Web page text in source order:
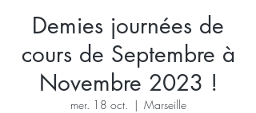
Demies journées de
cours de Septembre à
Novembre 2023 !
mer. 18 oct.
  |
Marseille